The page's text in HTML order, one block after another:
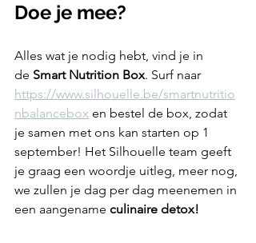
Doe je mee?
Alles wat je nodig hebt, vind je in
de Smart Nutrition Box. Surf naar
https://www.silhouelle.be/smartnutritio
nbalancebox en bestel de box, zodat
je samen met ons kan starten op 1
september! Het Silhouelle team geeft
je graag een woordje uitleg, meer nog,
we zullen je dag per dag meenemen in
een aangename culinaire detox!